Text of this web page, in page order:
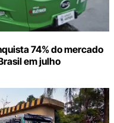
74% do mercado
em julho